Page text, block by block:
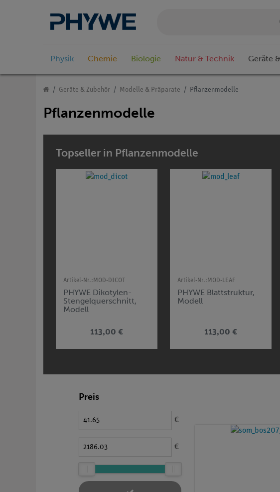
Physik Chemie Biologie Natur & Technik Geräte
Geräte & Zubehör Modelle & Präparate Pflanzenmodelle
Pflanzenmodelle
Topseller in Pflanzenmodelle
Artikel-Nr.: MOD-DICOT
PHYWE Dikotylen-
Stengelquerschnitt,
Modell
113,00 €
Artikel-Nr.: MOD-LEAF
PHYWE Blattstruktur,
Modell
113,00 €
Preis
€
€